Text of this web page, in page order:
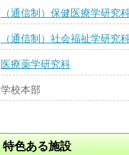
（通信制）保健医療学研究
（通信制）社会福祉学研究
医療薬学研究科
学校本部
特色ある施設